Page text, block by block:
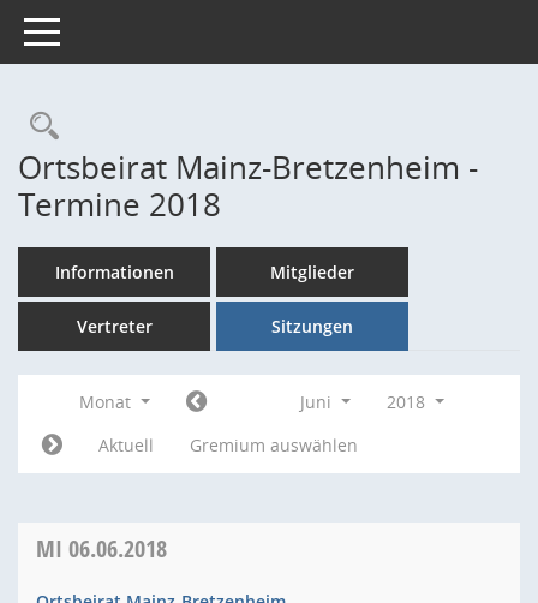
Toggle navigation
Rechercheauswahl
Ortsbeirat Mainz-Bretzenheim -
Termine 2018
Informationen Mitglieder
Vertreter Sitzungen
Monat Juni
2018
Aktuell
Gremium auswählen
MI 06.06.2018